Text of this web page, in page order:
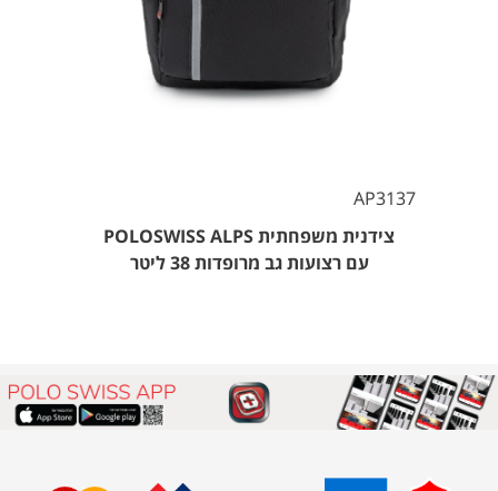
AP3137
צידנית משפחתית POLOSWISS ALPS
עם רצועות גב מרופדות 38 ליטר